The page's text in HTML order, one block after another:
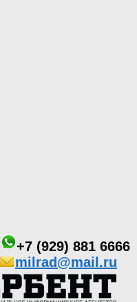
+7 (929) 881 6666
milrad@mail.ru